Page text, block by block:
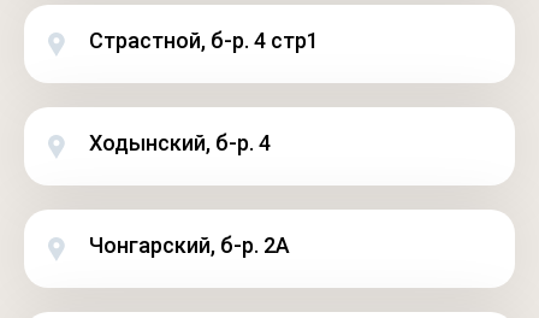
Страстной, б-р. 4 стр1
Ходынский, б-р. 4
Чонгарский, б-р. 2А